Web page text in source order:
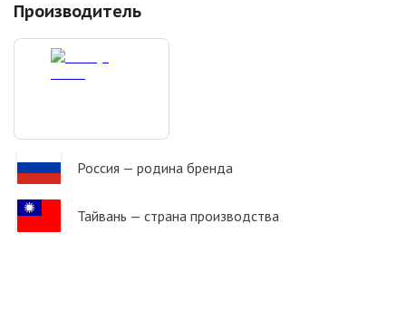
Производитель
Россия — родина бренда
Тайвань — страна производства